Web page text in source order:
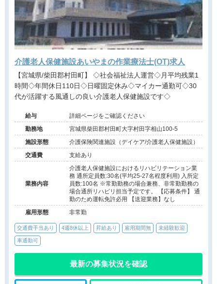
介護老人保健施設あいやまの作業療法士(OT)求人
【宮城県/柴田郡村田町】 ◇社会福祉法人運営◇月平均残業1
時間◇年間休日110日◇日曜固定休み◇マイカー通勤可◇30
代が活躍する風通しの良い介護老人保健施設です◇
給与
詳細ページをご確認ください
勤務地
宮城県柴田郡村田町大字村田字相山100-5
施設形態
介護保険関連施設（デイケア/介護老人保健施設）
交通費
支給あり
業務内容
介護老人保健施設におけるリハビリテーション業
務 通所定員数:30名(平均25-27名程度利用) 入所定
員数:100名 ※常勤勤務の場合兼務、非常勤勤務の
場合通所リハビリ担当予定です。 【応募条件】 通
勤のため運転免許必用 【送迎業務】なし
雇用形態
非常勤
交通費手当あり 4週8休以上 昇給あり 雇用期間無 未経験歓迎
車通勤可
最新の募集状況を確認